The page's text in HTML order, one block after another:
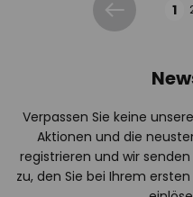
Zurück 1
Verpassen Sie keine
Aktionen und die
registrieren und wir
zu, den Sie bei Ihrem